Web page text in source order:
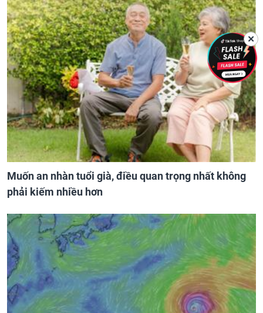
Muốn an nhàn tuổi già, điều quan trọng nhất không
phải kiếm nhiều hơn
✕